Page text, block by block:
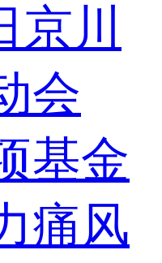
京川
会
基金
痛风